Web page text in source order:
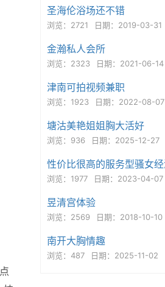
圣海伦浴场还不错
浏览：2721 日期：2019-03-31
金瀚私人会所
浏览：2323 日期：2021-06-14
津南可拍视频兼职
浏览：1923 日期：2022-08-07
塘沽美艳姐姐胸大活好
浏览：936 日期：2025-12-27
浏览：1977 日期：2023-04-07
昱清宫体验
浏览：2569 日期：2018-10-10
南开大胸情趣
浏览：487 日期：2025-11-02